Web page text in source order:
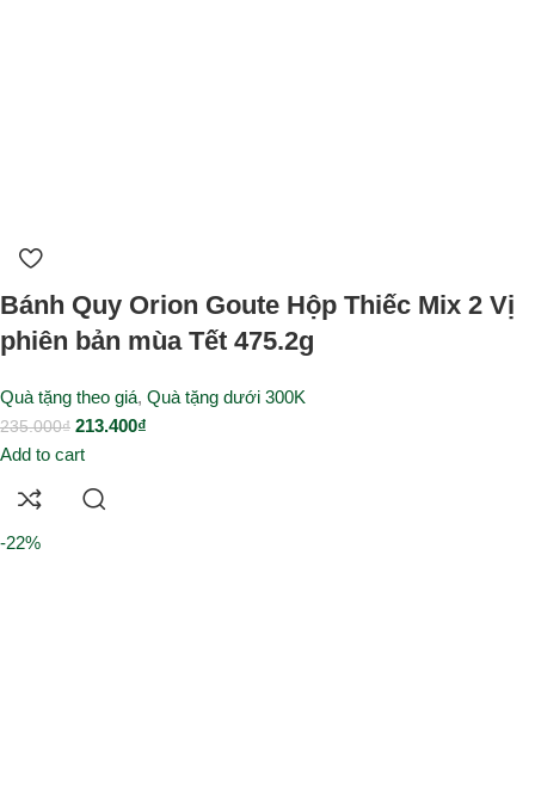
Bánh Quy Orion Goute Hộp Thiếc Mix 2 Vị
phiên bản mùa Tết 475.2g
Quà tặng theo giá, Quà tặng dưới 300K
235.000₫ 213.400₫
Add to cart
-22%